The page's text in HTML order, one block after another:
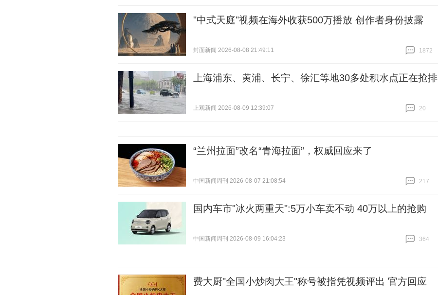
"中式天庭"视频在海外收获500万播放 创作者身份披露
封面新闻 2026-08-08 21:49:11
1872
上海浦东、黄浦、长宁、徐汇等地30多处积水点正在抢排
上观新闻 2026-08-09 12:39:07
20
“兰州拉面”改名“青海拉面”，权威回应来了
中国新闻周刊 2026-08-07 21:08:54
217
国内车市"冰火两重天":5万小车卖不动 40万以上的抢购
中国新闻周刊 2026-08-09 16:04:23
364
费大厨"全国小炒肉大王"称号被指凭视频评出 官方回应